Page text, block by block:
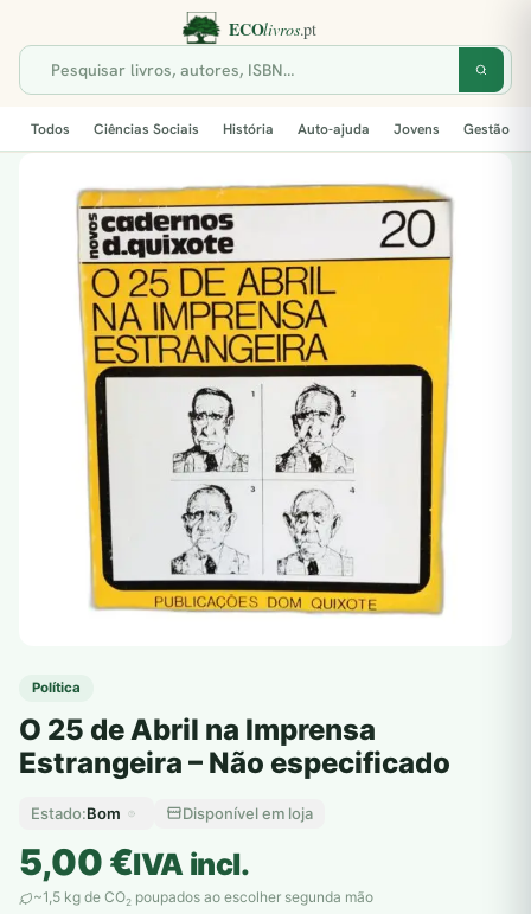
Todos Ciências Sociais História Auto-ajuda Jovens Gestão
Política
O 25 de Abril na Imprensa
Estrangeira – Não especificado
Estado:Bom Disponível em loja
5,00€IVA incl.
~1,5 kg de CO2 poupados ao escolher segunda mão